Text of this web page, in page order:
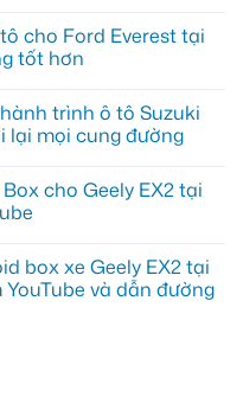
cho Ford Everest tại
tốt hơn
trình ô tô Suzuki
lại mọi cung đường
cho Geely EX2 tại
box xe Geely EX2 tại
và dẫn đường